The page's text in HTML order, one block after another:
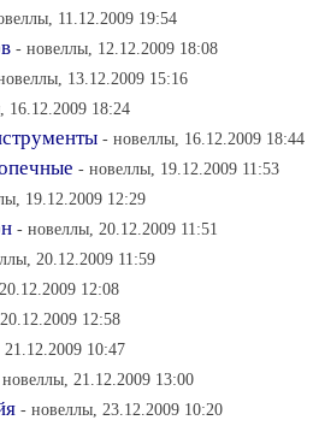
11.12.2009 19:54
- новеллы, 12.12.2009 18:08
13.12.2009 15:16
16.12.2009 18:24
- новеллы, 16.12.2009 18:44
- новеллы, 19.12.2009 11:53
19.12.2009 12:29
- новеллы, 20.12.2009 11:51
20.12.2009 11:59
12:08
12:58
10:47
21.12.2009 13:00
- новеллы, 23.12.2009 10:20